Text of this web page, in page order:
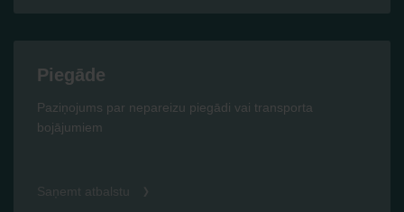
Piegāde
Paziņojums par nepareizu piegādi vai transporta
bojājumiem
Saņemt atbalstu